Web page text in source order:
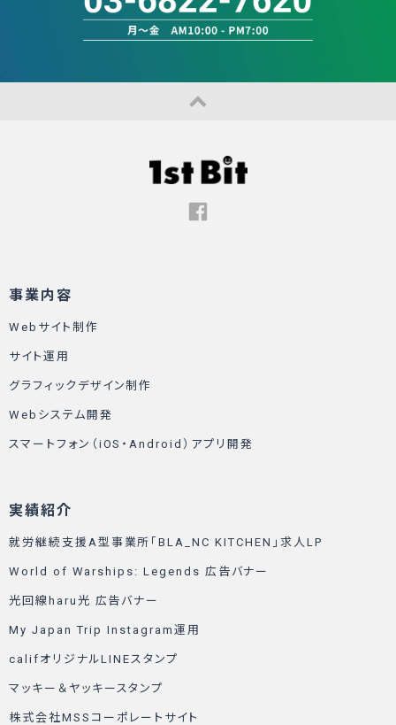
事業内容
Webサイト制作
サイト運用
グラフィックデザイン制作
Webシステム開発
スマートフォン（iOS・Android）アプリ開発
実績紹介
就労継続支援A型事業所「BLA_NC KITCHEN」求人LP
World of Warships: Legends 広告バナー
光回線haru光 広告バナー
My Japan Trip Instagram運用
califオリジナルLINEスタンプ
マッキー＆ヤッキースタンプ
株式会社MSSコーポレートサイト